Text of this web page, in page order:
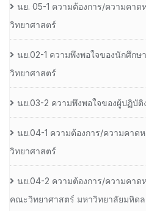
นย. 05-1 ความต้องการ/ความคา
วิทยาศาสตร์
นย.02-1 ความพึงพอใจของนักศึก
วิทยาศาสตร์
นย.03-2 ความพึงพอใจของผู้ปฏิบั
นย.04-1 ความต้องการ/ความคาด
วิทยาศาสตร์
นย.04-2 ความต้องการ/ความคาด
คณะวิทยาศาสตร์ มหาวิทยาลัยมหิดล